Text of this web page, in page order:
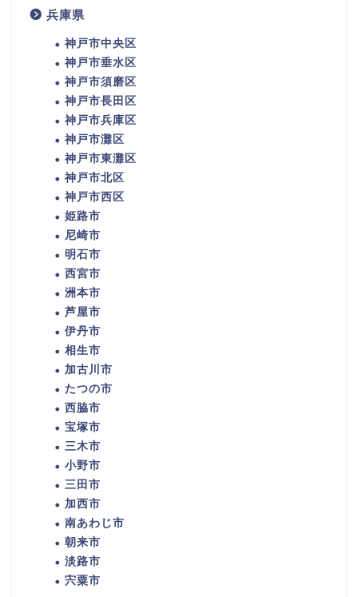
兵庫県
神戸市中央区
神戸市垂水区
神戸市須磨区
神戸市長田区
神戸市兵庫区
神戸市灘区
神戸市東灘区
神戸市北区
神戸市西区
姫路市
尼崎市
明石市
西宮市
洲本市
芦屋市
伊丹市
相生市
加古川市
たつの市
西脇市
宝塚市
三木市
小野市
三田市
加西市
南あわじ市
朝来市
淡路市
宍粟市